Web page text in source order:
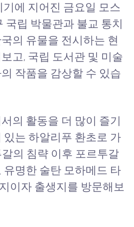
기에 지어진 금요일 모스
국립 박물관과 불교 통치
의 유물을 전시하는 현
고, 국립 도서관 및 미술
작품을 감상할 수 있습
의 활동을 더 많이 즐기
있는 하알리푸 환초로 가
갈의 침략 이후 포르투갈
유명한 술탄 모하메드 타
이자 출생지를 방문해보